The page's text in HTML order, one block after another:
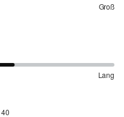
Groß
Lang